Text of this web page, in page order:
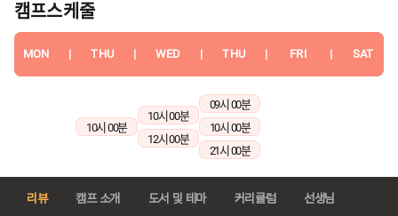
캠프스케줄
MON | THU | WED | THU | FRI | SAT
10시 00분
10시 00분
12시 00분
09시 00분
10시 00분
21시 00분
리뷰 캠프 소개 도서 및 테마 커리큘럼 선생님